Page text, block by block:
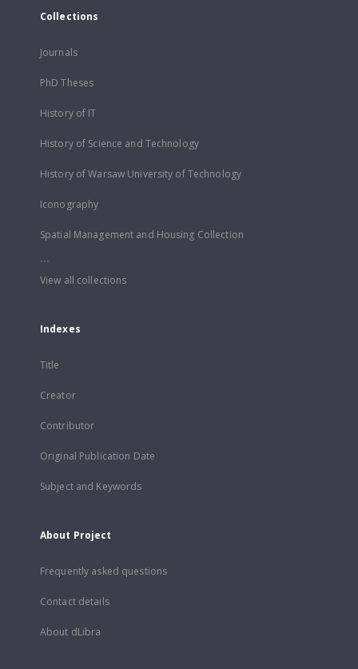
Collections
Journals
PhD Theses
History of IT
History of Science and Technology
History of Warsaw University of Technology
Iconography
Spatial Management and Housing Collection
...
View all collections
Indexes
Title
Creator
Contributor
Original Publication Date
Subject and Keywords
About Project
Frequently asked questions
Contact details
About dLibra